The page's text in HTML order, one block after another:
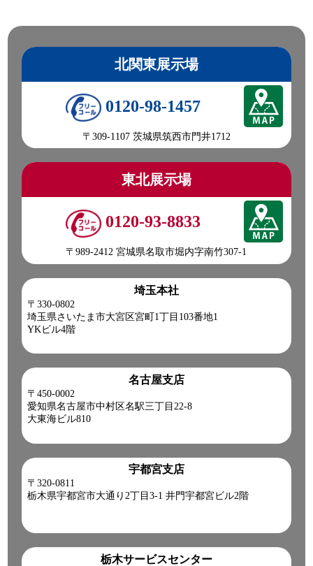
北関東展示場
0120-98-1457
〒309-1107 茨城県筑西市門井1712
東北展示場
0120-93-8833
〒989-2412 宮城県名取市堀内字南竹307-1
埼玉本社
〒330-0802
埼玉県さいたま市大宮区宮町1丁目103番地1
YKビル4階
名古屋支店
〒450-0002
愛知県名古屋市中村区名駅三丁目22-8
大東海ビル810
宇都宮支店
〒320-0811
栃木県宇都宮市大通り2丁目3-1 井門宇都宮ビル2階
栃木サービスセンター